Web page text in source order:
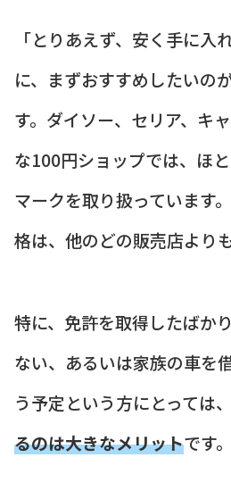
「とりあえず、安く手に入
に、まずおすすめしたいの
す。ダイソー、セリア、キ
な100円ショップでは、ほ
マークを取り扱っています
格は、他のどの販売店より
特に、免許を取得したばか
ない、あるいは家族の車を
う予定という方にとっては、
るのは大きなメリットです。